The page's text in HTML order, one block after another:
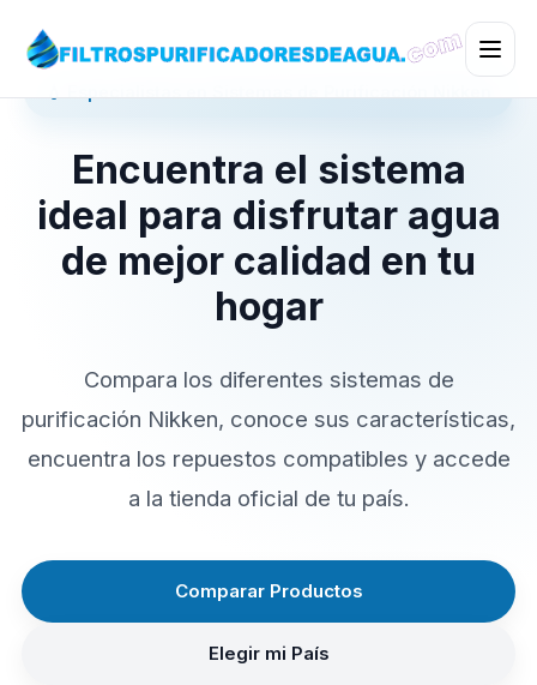
Encuentra el sistema
ideal para disfrutar agua
de mejor calidad en tu
hogar
Compara los diferentes sistemas de
purificación Nikken, conoce sus características,
encuentra los repuestos compatibles y accede
a la tienda oficial de tu país.
Comparar Productos
Elegir mi País